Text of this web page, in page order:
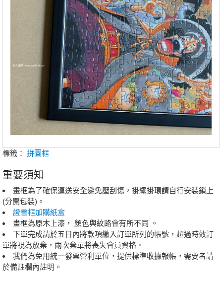
標籤： 拼圖框
重要須知
畫框為了確保運送安全避免壓刮傷，掛繩掛環請自行安裝鎖上
(分開包裝)。
證書框加購紙盒
畫框為原木上漆， 顏色與紋路會有所不同 。
下單完成請於五日內將款項繳入訂單所列的帳號，超過時效訂
單將視為放棄，兩次棄單將喪失會員資格。
我們為免用統一發票營利單位，提供標準收據報帳，需要者請
於備註欄內註明。